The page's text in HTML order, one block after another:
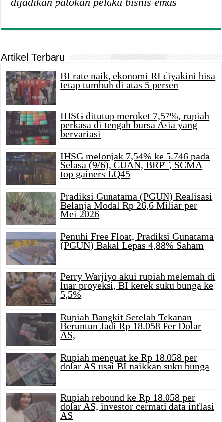
Artikel Terbaru
BI rate naik, ekonomi RI diyakini bisa
tetap tumbuh di atas 5 persen
IHSG ditutup meroket 7,57%, rupiah
perkasa di tengah bursa Asia yang
bervariasi
IHSG melonjak 7,54% ke 5.746 pada
Selasa (9/6), CUAN, BRPT, SCMA
top gainers LQ45
Pradiksi Gunatama (PGUN) Realisasi
Belanja Modal Rp 26,6 Miliar per
Mei 2026
Penuhi Free Float, Pradiksi Gunatama
(PGUN) Bakal Lepas 4,88% Saham
Perry Warjiyo akui rupiah melemah di
luar proyeksi, BI kerek suku bunga ke
5,5%
Rupiah Bangkit Setelah Tekanan
Beruntun Jadi Rp 18.058 Per Dolar
AS,
Rupiah menguat ke Rp 18.058 per
dolar AS usai BI naikkan suku bunga
Rupiah rebound ke Rp 18.058 per
dolar AS, investor cermati data inflasi
AS